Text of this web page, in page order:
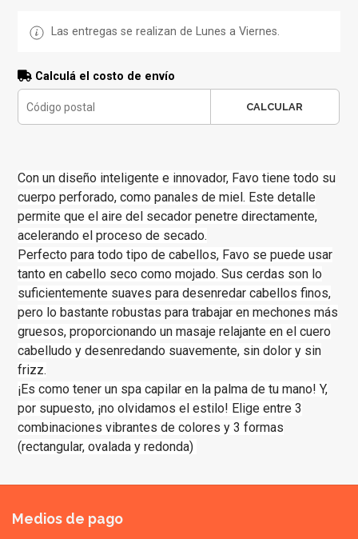
Las entregas se realizan de Lunes a Viernes.
Calculá el costo de envío
CALCULAR
Con un diseño inteligente e innovador, Favo tiene todo su
cuerpo perforado, como panales de miel. Este detalle
permite que el aire del secador penetre directamente,
acelerando el proceso de secado.
Perfecto para todo tipo de cabellos, Favo se puede usar
tanto en cabello seco como mojado. Sus cerdas son lo
suficientemente suaves para desenredar cabellos finos,
pero lo bastante robustas para trabajar en mechones más
gruesos, proporcionando un masaje relajante en el cuero
cabelludo y desenredando suavemente, sin dolor y sin
frizz.
¡Es como tener un spa capilar en la palma de tu mano! Y,
por supuesto, ¡no olvidamos el estilo! Elige entre 3
combinaciones vibrantes de colores y 3 formas
(rectangular, ovalada y redonda)
Medios de pago